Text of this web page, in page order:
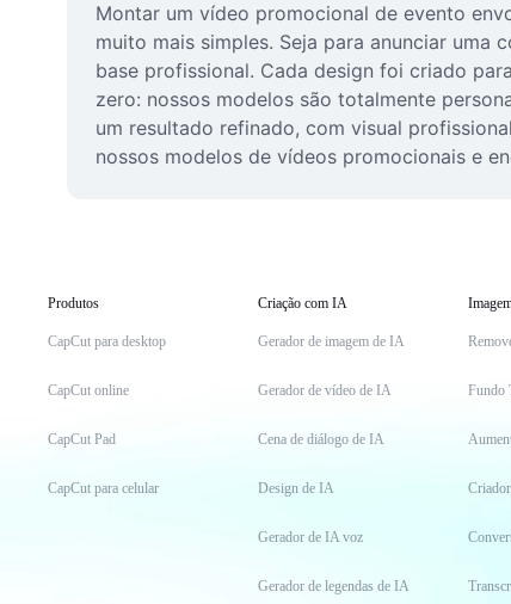
Montar um vídeo promocional de evento
muito mais simples. Seja para anunciar
base profissional. Cada design foi criado
zero: nossos modelos são totalmente
um resultado refinado, com visual
nossos modelos de vídeos promocionais e
Produtos
CapCut para desktop
CapCut online
CapCut Pad
CapCut para celular
Criação com IA
Gerador de imagem de IA
Gerador de vídeo de IA
Cena de diálogo de IA
Design de IA
Gerador de IA voz
Gerador de legendas de IA
Fundo